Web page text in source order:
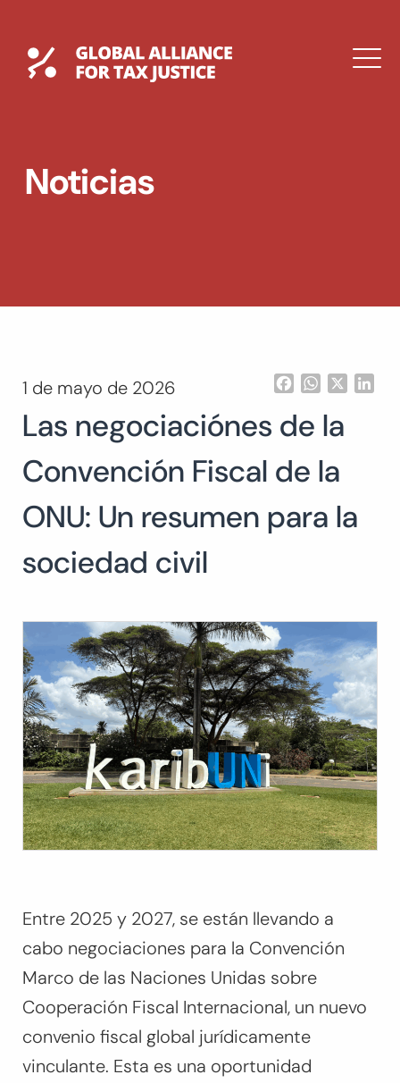
contenidoGlobal Tax Justice
DROPDOWN
Buscar:
Noticias
1 de mayo de 2026 FacebookWhatsApp
Las negociaciónes de la
Convención Fiscal de la
ONU: Un resumen para la
sociedad civil
Entre 2025 y 2027, se están llevando a
cabo negociaciones para la Convención
Marco de las Naciones Unidas sobre
Cooperación Fiscal Internacional, un nuevo
convenio fiscal global jurídicamente
vinculante. Esta es una oportunidad